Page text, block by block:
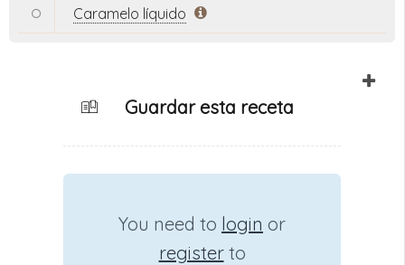
Caramelo líquido
Guardar esta receta
You need to login or
registerto